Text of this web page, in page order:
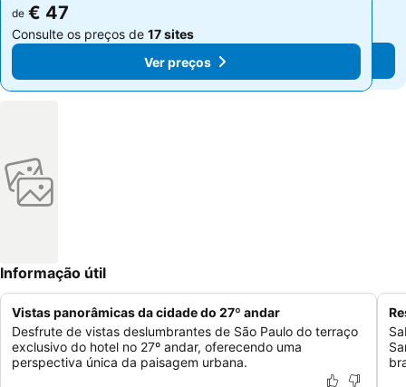
de € 47
Consulte os preços de 17 sites
Ver preços
de € 47
Consulte os preços de 17 sites
Ver preços
Informação útil
Vistas panorâmicas da cidade do 27º andar
Desfrute de vistas deslumbrantes de São Paulo do terraço
exclusivo do hotel no 27º andar, oferecendo uma
perspectiva única da paisagem urbana.